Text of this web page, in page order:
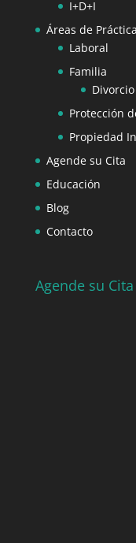
I+D+I
Áreas de Práctica
Laboral
Familia
Protección
Propiedad
Agende su Cita
Educación
Blog
Contacto
Agende su Cita